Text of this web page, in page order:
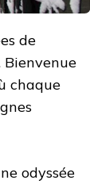
de
chaque
odyssée